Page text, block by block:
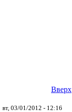
Вверх
вт, 03/01/2012 - 12:16